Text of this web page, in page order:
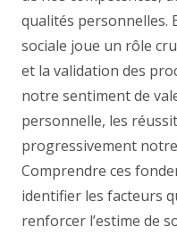
qualités personnelles.
sociale joue un rôle
et la validation des
notre sentiment de
personnelle, les
progressivement
Comprendre ces
identifier les facteurs
renforcer l’estime de